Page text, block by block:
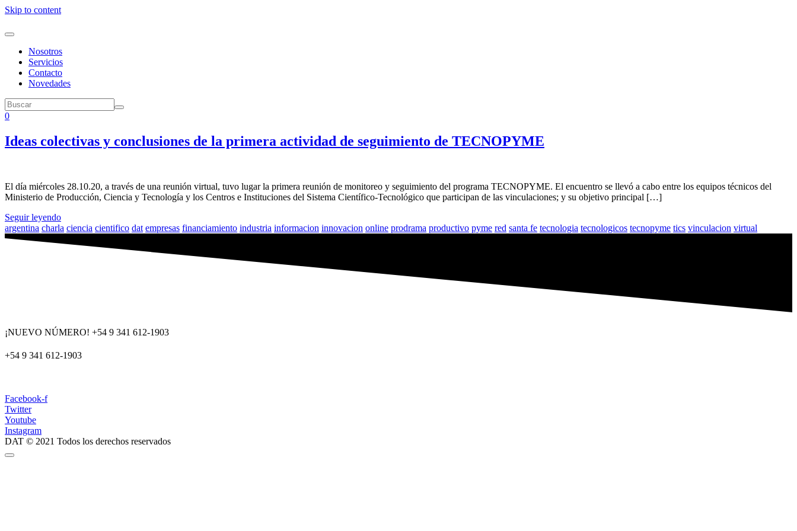
Skip to content
Nosotros
Servicios
Contacto
Novedades
0
Ideas colectivas y conclusiones de la primera actividad de seguimiento de TECNOPYME
El día miércoles 28.10.20, a través de una reunión virtual, tuvo lugar la primera reunión de monitoreo y seguimiento del programa TECNOPYME. El encuentro se llevó a cabo entre los equipos técnicos del
Ministerio de Producción, Ciencia y Tecnología y los Centros e Instituciones del Sistema Científico-Tecnológico que participan de las vinculaciones; y su objetivo principal […]
Seguir leyendo
argentina charla ciencia cientifico dat empresas financiamiento industria informacion innovacion online prodrama productivo pyme red santa fe tecnologia tecnologicos tecnopyme tics vinculacion virtual
¡NUEVO NÚMERO! +54 9 341 612-1903
+54 9 341 612-1903
Facebook-f
Twitter
Youtube
Instagram
DAT © 2021 Todos los derechos reservados